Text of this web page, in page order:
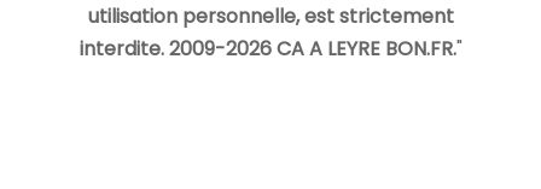
utilisation personnelle, est strictement
interdite. 2009-2026 CA A LEYRE BON.FR."